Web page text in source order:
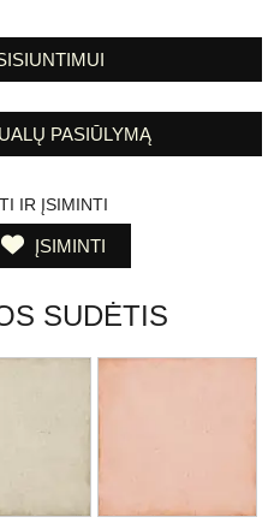
PASIŪLYMĄ
IR ĮSIMINTI
ĮSIMINTI
SUDĖTIS